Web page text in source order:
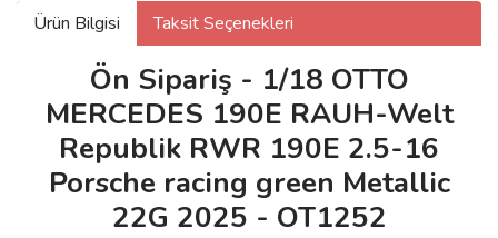
Ürün Bilgisi Taksit Seçenekleri
Ön Sipariş - 1/18 OTTO
MERCEDES 190E RAUH-Welt
Republik RWR 190E 2.5-16
Porsche racing green Metallic
22G 2025 - OT1252